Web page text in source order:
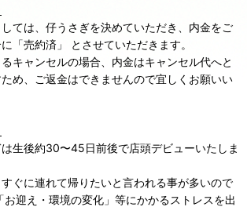
しては、仔うさぎを決めていただき、内金をご
「売約済」 とさせていただきます。
キャンセルの場合、内金はキャンセル代へと
め、ご返金はできませんので宜しくお願いい
生後約30〜45日前後で店頭デビューいたしま
ぐに連れて帰りたいと言われる事が多いので
迎え・環境の変化」等にかかるストレスを出